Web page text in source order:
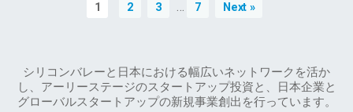
1 2 3 … 7 Next »
シリコンバレーと日本における幅広いネットワークを活か
し、アーリーステージのスタートアップ投資と、日本企業と
グローバルスタートアップの新規事業創出を行っています。